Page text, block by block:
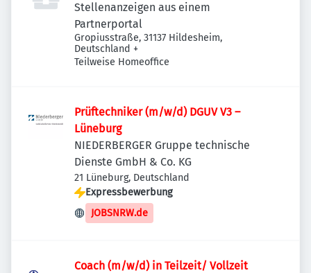
Stellenanzeigen aus einem
Partnerportal
Gropiusstraße, 31137 Hildesheim,
Deutschland +
Teilweise Homeoffice
Prüftechniker (m/w/d) DGUV V3 –
Lüneburg
NIEDERBERGER Gruppe technische
Dienste GmbH & Co. KG
21 Lüneburg, Deutschland
Expressbewerbung
JOBSNRW.de
Coach (m/w/d) in Teilzeit/ Vollzeit